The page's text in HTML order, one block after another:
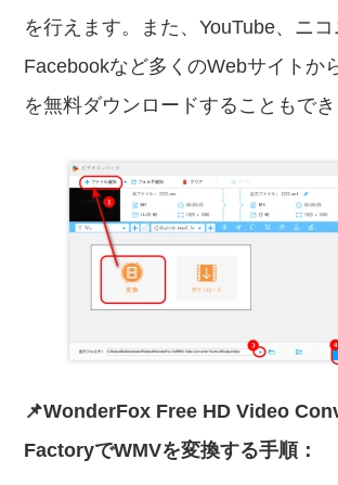
を行えます。また、YouTube、ニコ
Facebookなど多くのWebサイトか
を無料ダウンロードすることもでき
📌WonderFox Free HD Video
FactoryでWMVを変換する手順：